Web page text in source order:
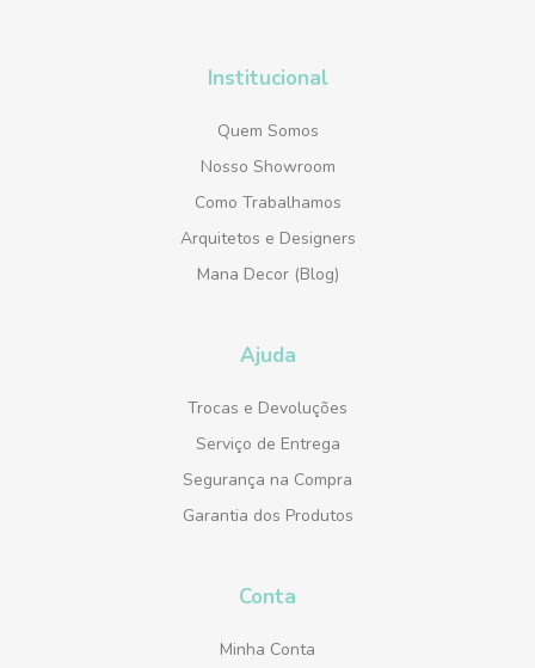
Institucional
Quem Somos
Nosso Showroom
Como Trabalhamos
Arquitetos e Designers
Mana Decor (Blog)
Ajuda
Trocas e Devoluções
Serviço de Entrega
Segurança na Compra
Garantia dos Produtos
Conta
Minha Conta